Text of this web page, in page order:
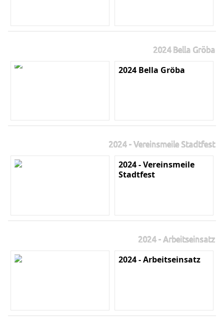
2024 Bella Gröba
2024 Bella Gröba
2024 - Vereinsmeile Stadtfest
2024 - Vereinsmeile
Stadtfest
2024 - Arbeitseinsatz
2024 - Arbeitseinsatz